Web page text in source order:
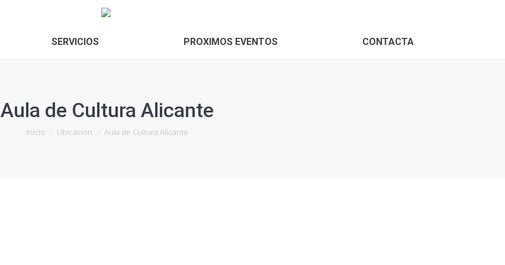
SERVICIOS PROXIMOS EVENTOS CONTACTA
Aula de Cultura Alicante
Estás aquí:
Inicio Ubicación Aula de Cultura Alicante
CONÓCENOS